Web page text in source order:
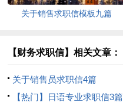
关于销售求职信模板九篇
【财务求职信】相关文章：
关于销售员求职信4篇
【热门】日语专业求职信3篇